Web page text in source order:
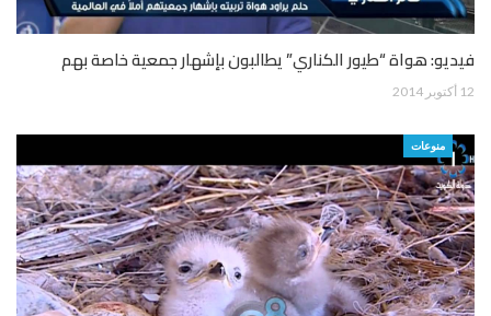
فيديو: هواة “طيور الكناري” يطالبون بإشهار جمعية خاصة بهم
12 أكتوبر 2014
منوعات